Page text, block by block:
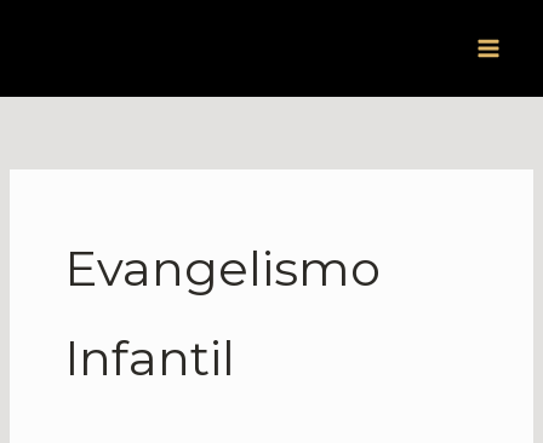
Evangelismo
Infantil